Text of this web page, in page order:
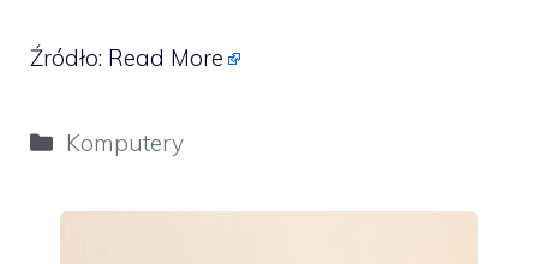
Źródło: Read More
Kategorie
Komputery